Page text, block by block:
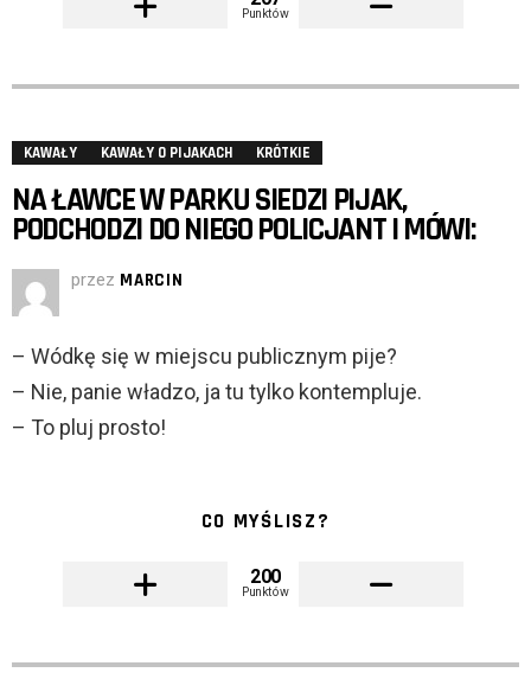
Punktów
KAWAŁY KAWAŁY O PIJAKACH KRÓTKIE
NA ŁAWCE W PARKU SIEDZI PIJAK,
PODCHODZI DO NIEGO POLICJANT I MÓWI:
przez MARCIN
– Wódkę się w miejscu publicznym pije?
– Nie, panie władzo, ja tu tylko kontempluje.
– To pluj prosto!
CO MYŚLISZ?
200
Punktów